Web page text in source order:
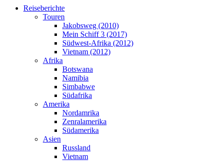
Reiseberichte
Touren
Jakobsweg (2010)
Mein Schiff 3 (2017)
Südwest-Afrika (2012)
Vietnam (2012)
Afrika
Botswana
Namibia
Simbabwe
Südafrika
Amerika
Nordamrika
Zenralamerika
Südamerika
Asien
Russland
Vietnam